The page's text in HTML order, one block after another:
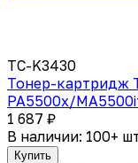
TC-K3430
Тонер-картридж
PA5500x/
1 687 ₽
В наличии: 100+
Купить